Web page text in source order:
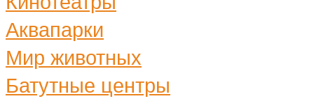
Аквапарки
Мир животных
Батутные центры